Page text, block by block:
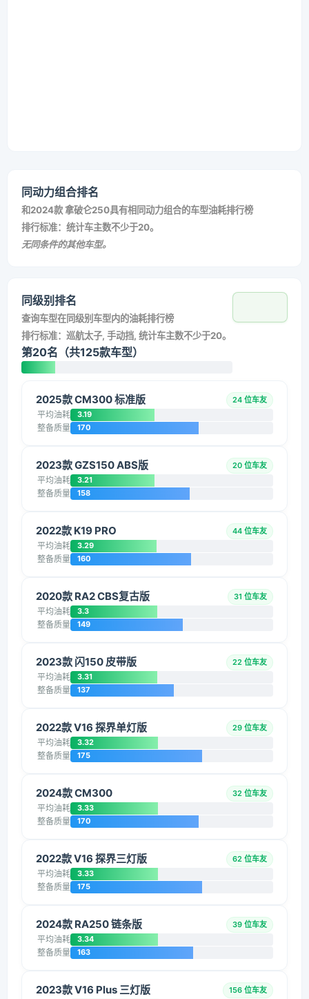
同动力组合排名
和2024款 拿破仑250具有相同动力组合的车型油耗排行榜
排行标准：统计车主数不少于20。
无同条件的其他车型。
同级别排名
查询车型在同级别车型内的油耗排行榜
排行标准：巡航太子, 手动挡, 统计车主数不少于20。
第20名（共125款车型）
2025款 CM300 标准版 24 位车友
平均油耗 3.19
整备质量 170
2023款 GZS150 ABS版 20 位车友
平均油耗 3.21
整备质量 158
2022款 K19 PRO 44 位车友
平均油耗 3.29
整备质量 160
2020款 RA2 CBS复古版 31 位车友
平均油耗 3.3
整备质量 149
2023款 闪150 皮带版 22 位车友
平均油耗 3.31
整备质量 137
2022款 V16 探界单灯版 29 位车友
平均油耗 3.32
整备质量 175
2024款 CM300 32 位车友
平均油耗 3.33
整备质量 170
2022款 V16 探界三灯版 62 位车友
平均油耗 3.33
整备质量 175
2024款 RA250 链条版 39 位车友
平均油耗 3.34
整备质量 163
2023款 V16 Plus 三灯版 156 位车友